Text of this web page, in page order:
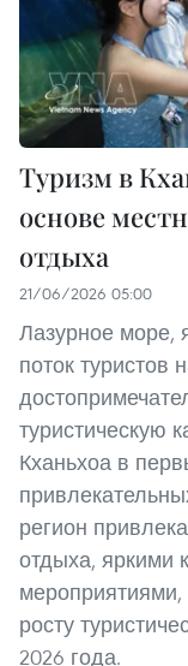
Туризм в
основе
отдыха
21/06/2026 05:00
Лазурное море,
поток туристов
туристическую
Кханьхоа в
регион
отдыха, яркими
мероприятиями,
росту
2026 года.